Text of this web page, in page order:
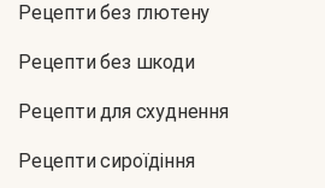
Рецепти без глютену
Рецепти без шкоди
Рецепти для схуднення
Рецепти сироїдіння